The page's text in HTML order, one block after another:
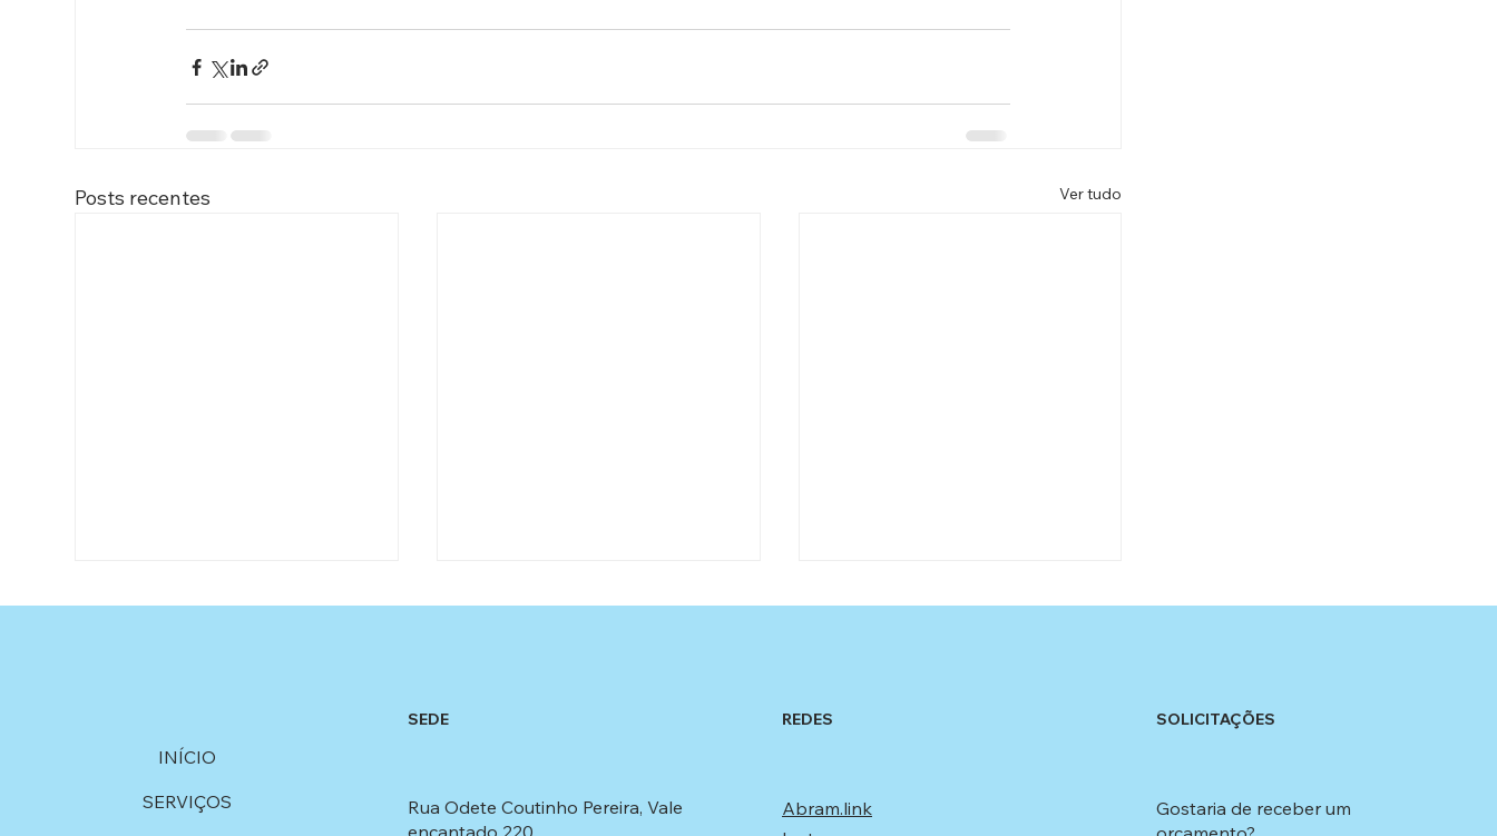
Posts recentes Ver tudo
precisão, segurança e
no Esportivas: Uma História
Soluções Personalizadas
INÍCIO
SERVIÇOS
Rua Odete Coutinho Pereira, Vale
SEDE REDES
Abram.link
Gostaria de receber um
SOLICITAÇÕES